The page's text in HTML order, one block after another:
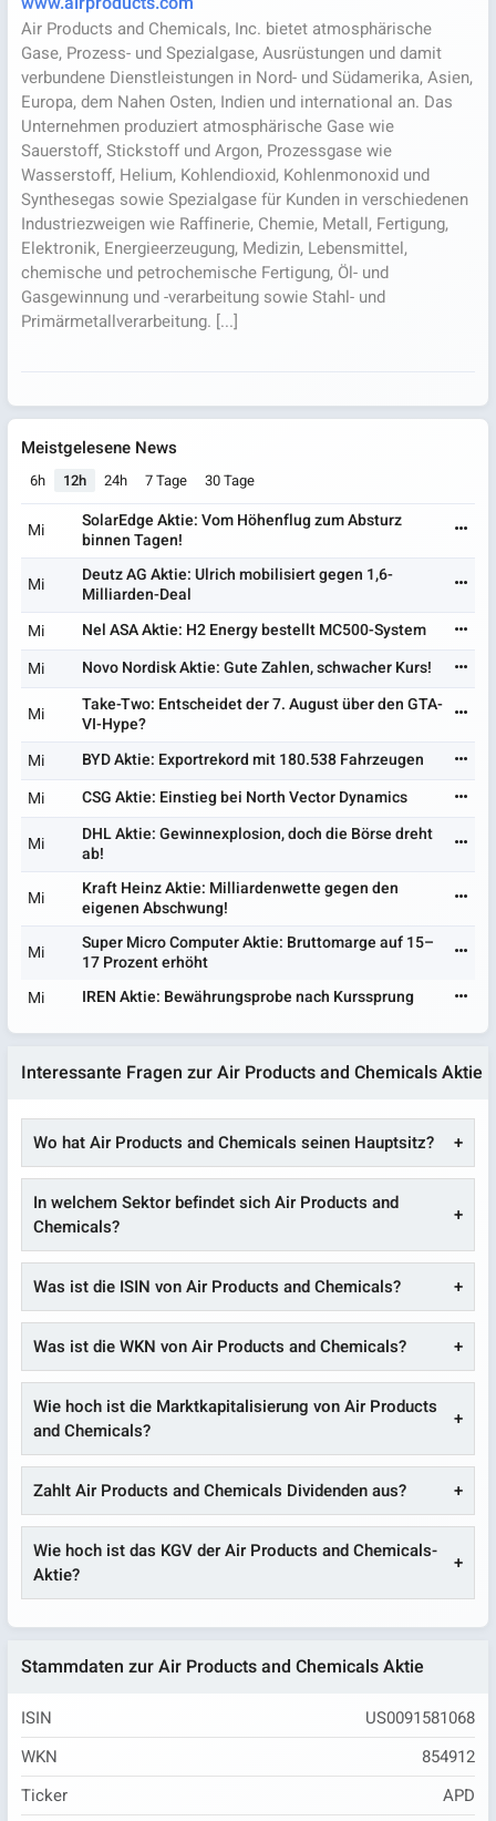
Air Products and Chemicals, Inc. bietet atmosphärische
Gase, Prozess- und Spezialgase, Ausrüstungen und damit
verbundene Dienstleistungen in Nord- und Südamerika, Asien,
Europa, dem Nahen Osten, Indien und international an. Das
Unternehmen produziert atmosphärische Gase wie
Sauerstoff, Stickstoff und Argon, Prozessgase wie
Wasserstoff, Helium, Kohlendioxid, Kohlenmonoxid und
Synthesegas sowie Spezialgase für Kunden in verschiedenen
Industriezweigen wie Raffinerie, Chemie, Metall, Fertigung,
Elektronik, Energieerzeugung, Medizin, Lebensmittel,
chemische und petrochemische Fertigung, Öl- und
Gasgewinnung und -verarbeitung sowie Stahl- und
Primärmetallverarbeitung. [...]
Meistgelesene News
6h 12h 24h 7 Tage 30 Tage
Mi
SolarEdge Aktie: Vom Höhenflug zum Absturz
binnen Tagen!
Mi
Deutz AG Aktie: Ulrich mobilisiert gegen 1,6-
Milliarden-Deal
Mi
Nel ASA Aktie: H2 Energy bestellt MC500-System
Mi
Novo Nordisk Aktie: Gute Zahlen, schwacher Kurs!
Mi
Take-Two: Entscheidet der 7. August über den GTA-
VI-Hype?
Mi
BYD Aktie: Exportrekord mit 180.538 Fahrzeugen
Mi
CSG Aktie: Einstieg bei North Vector Dynamics
Mi
DHL Aktie: Gewinnexplosion, doch die Börse dreht
ab!
Mi
Kraft Heinz Aktie: Milliardenwette gegen den
eigenen Abschwung!
Mi
Super Micro Computer Aktie: Bruttomarge auf 15–
17 Prozent erhöht
Mi
IREN Aktie: Bewährungsprobe nach Kurssprung
Interessante Fragen zur Air Products and Chemicals Aktie
Wo hat Air Products and Chemicals seinen Hauptsitz?
In welchem Sektor befindet sich Air Products and
Chemicals?
Was ist die ISIN von Air Products and Chemicals?
Was ist die WKN von Air Products and Chemicals?
Wie hoch ist die Marktkapitalisierung von Air Products
and Chemicals?
Zahlt Air Products and Chemicals Dividenden aus?
Wie hoch ist das KGV der Air Products and Chemicals-
Aktie?
Stammdaten zur Air Products and Chemicals Aktie
ISIN
US0091581068
WKN
854912
Ticker
APD